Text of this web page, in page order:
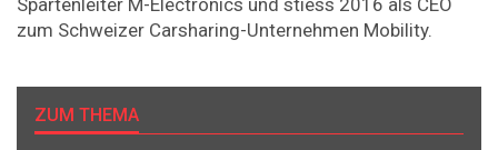
zum Schweizer Carsharing-Unternehmen Mobility.
ZUM THEMA